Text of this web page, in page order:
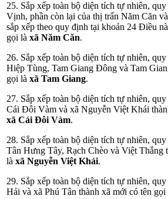
25. Sắp xếp toàn bộ diện tích tự nhiên,
Vịnh, phần còn lại của thị trấn Năm Căn
sắp xếp theo quy định tại khoản 24 Điều
gọi là xã Năm Căn.
26. Sắp xếp toàn bộ diện tích tự nhiên, quy
Hiệp Tùng, Tam Giang Đông và Tam
gọi là xã Tam Giang.
27. Sắp xếp toàn bộ diện tích tự nhiên,
Cái Đôi Vàm và xã Nguyễn Việt Khái
xã Cái Đôi Vàm.
28. Sắp xếp toàn bộ diện tích tự nhiên, quy
Tân Hưng Tây, Rạch Chèo và Việt Thắng
là xã Nguyễn Việt Khái.
29. Sắp xếp toàn bộ diện tích tự nhiên,
Hải và xã Phú Tân thành xã mới có tên gọi